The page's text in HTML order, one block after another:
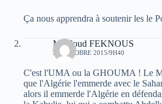
Ça nous apprendra à soutenir les le
Mouloud FEKNOUS
29 OCTOBRE 2015/9H40
C'est l'UMA ou la GHOUMA ! Le
que l'Algérie l'emmerde avec le
alors il emmerde l'Algérie en